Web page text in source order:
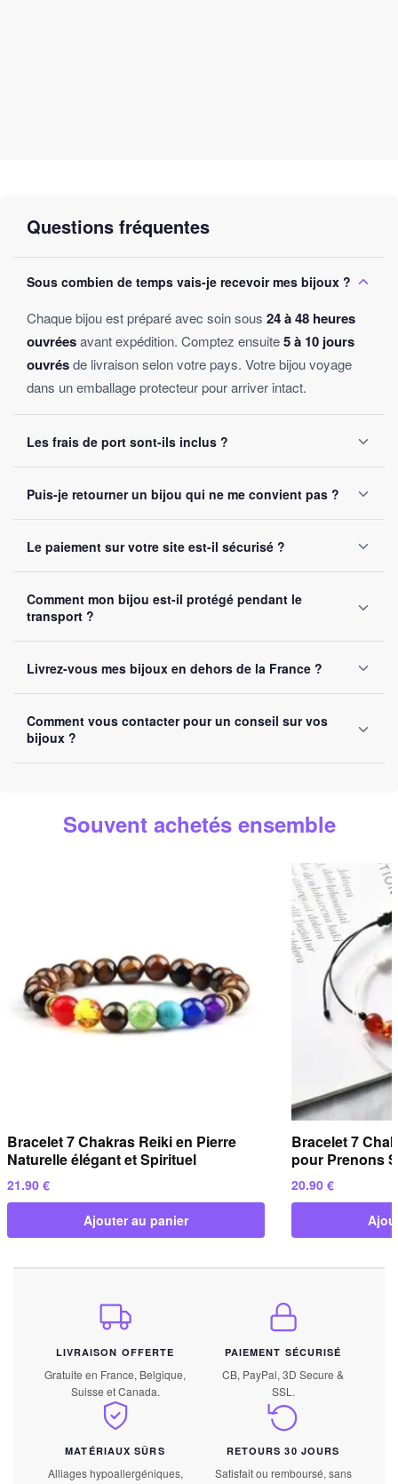
Questions fréquentes
Sous combien de temps vais-je recevoir mes bijoux ?
Chaque bijou est préparé avec soin sous 24 à 48 heures
ouvréesavant expédition. Comptez ensuite5 à 10 jours
ouvrésde livraison selon votre pays. Votre bijou voyage
dans un emballage protecteur pour arriver intact.
Les frais de port sont-ils inclus ?
sans montant minimum d'achat. Votre bijou part sous 24 à
48 heures ouvrées.
Puis-je retourner un bijou qui ne me convient pas ?
le retourner. Remboursement intégral garanti, sans
question posée.
Le paiement sur votre site est-il sécurisé ?
SSL. Nous acceptons Visa, Mastercard, PayPal et Apple
Pay. Vos données bancaires ne sont jamais stockées sur
Comment mon bijou est-il protégé pendant le
transport ?
renforcé. Un numéro de suivi vous est envoyé par e-mail
dès l'expédition.
Livrez-vous mes bijoux en dehors de la France ?
Suisse et Canada. Comptez 5 à 10 jours ouvrés selon la
destination.
Comment vous contacter pour un conseil sur vos
bijoux ?
répondons sous24 heures ouvrées .
Souvent achetés ensemble
Bracelet 7 Chakras Reiki en Pierre
Naturelle élégant et Spirituel
21.90 €
Ajouter au panier
Bracelet 7
pour Prenons
20.90 €
LIVRAISON OFFERTE
Gratuite en France, Belgique,
Suisse et Canada.
PAIEMENT SÉCURISÉ
CB, PayPal, 3D Secure &
SSL.
MATÉRIAUX SÛRS
Alliages hypoallergéniques,
RETOURS 30 JOURS
Satisfait ou remboursé, sans